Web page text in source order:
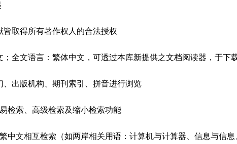
皆取得所有著作权人的合法授权
；全文语言：繁体中文，可透过本库新提供之文档阅读器，于下
、出版机构、期刊索引、拼音进行浏览
检索、高级检索及缩小检索功能
中文相互检索（如两岸相关用语：计算机与计算器、信息与信